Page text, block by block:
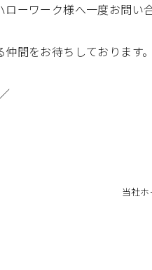
ーワーク様へ一度お問い
間をお待ちしております。
当社